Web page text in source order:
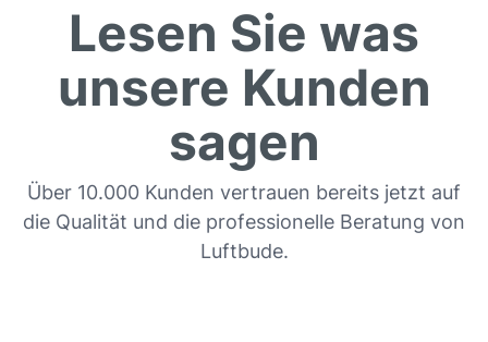
Lesen Sie was
unsere Kunden
sagen
Über 10.000 Kunden vertrauen bereits jetzt auf
die Qualität und die professionelle Beratung von
Luftbude.